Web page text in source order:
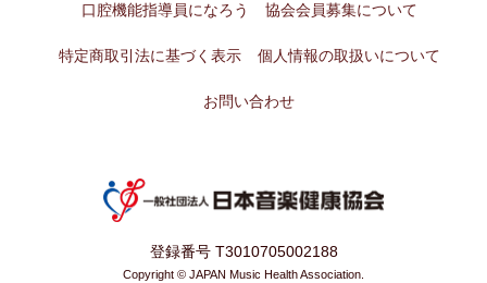
口腔機能指導員になろう 協会会員募集について
特定商取引法に基づく表示 個人情報の取扱いについて
お問い合わせ
登録番号 T3010705002188
Copyright © JAPAN Music Health Association.